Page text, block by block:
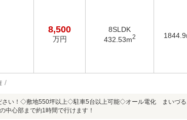
8,500
万円
8SLDK
432.53m2
さい！◇敷地550坪以上◇駐車5台以上可能◇オール電化 まいづる
心部まで約1時間で行けます！